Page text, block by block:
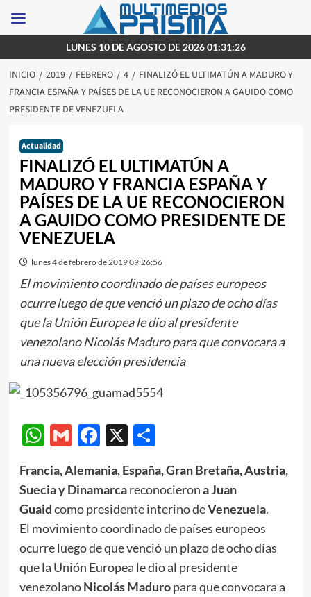
al
contenido
LUNES 10 DE AGOSTO DE 2026 01:31:26
INICIO 2019 FEBRERO 4
FINALIZÓ EL ULTIMATÚN A MADURO Y
FRANCIA ESPAÑA Y PAÍSES DE LA UE RECONOCIERON A GAUIDO COMO
PRESIDENTE DE VENEZUELA
Actualidad
FINALIZÓ EL ULTIMATÚN A
MADURO Y FRANCIA ESPAÑA Y
PAÍSES DE LA UE RECONOCIERON
A GAUIDO COMO PRESIDENTE DE
VENEZUELA
lunes 4 de febrero de 2019 09:26:56
El movimiento coordinado de países europeos
ocurre luego de que venció un plazo de ocho días
que la Unión Europea le dio al presidente
venezolano Nicolás Maduro para que convocara a
una nueva elección presidencia
WhatsApp
GmailFacebook
X Compartir
Francia, Alemania, España, Gran Bretaña, Austria,
Suecia y Dinamarcareconocierona Juan
Guaidcomo presidente interino deVenezuela.
El movimiento coordinado de países europeos
ocurre luego de que venció un plazo de ocho días
que la Unión Europea le dio al presidente
venezolanoNicolás Maduropara que convocara a